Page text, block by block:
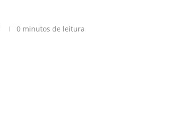
0 minutos de leitura